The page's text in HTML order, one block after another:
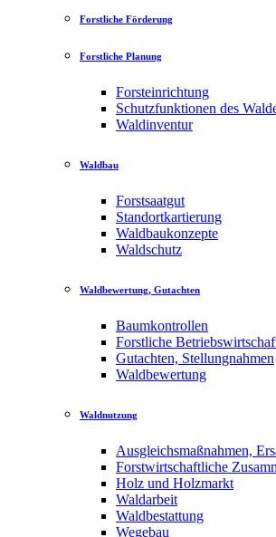
Forstliche Förderung
Forstliche Planung
Forsteinrichtung
Schutzfunktionen des
Waldinventur
Waldbau
Forstsaatgut
Standortkartierung
Waldbaukonzepte
Waldschutz
Waldbewertung, Gutachten
Baumkontrollen
Forstliche
Gutachten, Stellungnahmen
Waldbewertung
Waldnutzung
Ausgleichsmaßnahmen,
Forstwirtschaftliche
Holz und Holzmarkt
Waldarbeit
Waldbestattung
Wegebau